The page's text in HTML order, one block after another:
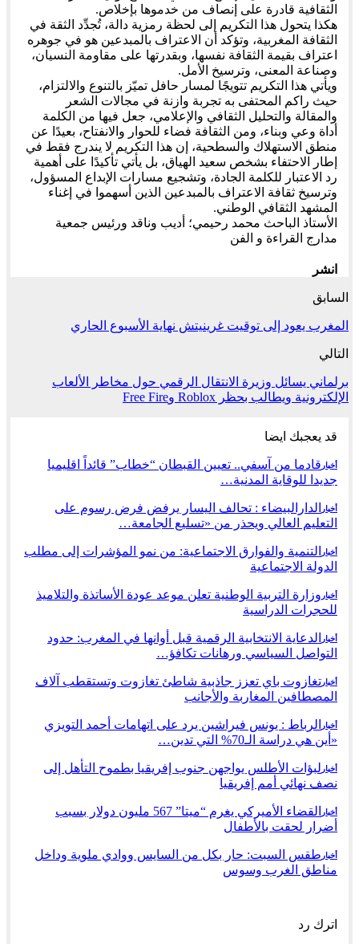
الثقافية قادرة على إنصاف من خدموها بإخلاص.
هكذا يتحول هذا التكريم إلى لحظة رمزية دالة، تُجدِّد الثقة في
الثقافة المغربية، وتؤكد أن الاعتراف بالمبدعين هو في جوهره
اعتراف بقيمة الثقافة نفسها، وبقدرتها على مقاومة النسيان،
وصناعة المعنى، وترسيخ الأمل.
ويأتي هذا التكريم تتويجًا لمسار حافل تميّز بالتنوع والالتزام،
حيث راكم المحتفى به تجربة وازنة في مجالات الشعر
والمقالة والتحليل الثقافي والإعلامي، جعل فيها من الكلمة
أداة وعي وبناء، ومن الثقافة فضاء للحوار والانفتاح، بعيدًا عن
منطق الاستهلاك والسطحية، إن هذا التكريم لا يندرج فقط في
إطار الاحتفاء بشخص سعيد الهياق، بل يأتي تأكيدًا على أهمية
رد الاعتبار للكلمة الجادة، وتشجيع مسارات الإبداع المسؤول،
وترسيخ ثقافة الاعتراف بالمبدعين الذين أسهموا في إغناء
المشهد الثقافي الوطني.
الأستاذ الباحث محمد رحيمي؛ أديب وناقد ورئيس جمعية
مدارج القراءة و الفن
انشر
السابق
المغرب يعود إلى توقيت غرينيتش نهاية الأسبوع الحاري
التالي
برلماني يسائل وزيرة الانتقال الرقمي حول مخاطر الألعاب
الإلكترونية ويطالب بحظر Roblox وFree Fire
قد يعجبك ايضا
أخبار قادما من آسفي.. تعيين القبطان “خطاب” قائداً اقليميا
جديدا للوقاية المدنية…
أخبار
الدارالبيضاء : تحالف اليسار يرفض فرض رسوم على
التعليم العالي ويحذر من «تسليع الجامعة…
أخبار
التنمية والفوارق الاجتماعية: من نمو المؤشرات إلى مطلب
الدولة الاجتماعية
أخبار وزارة التربية الوطنية تعلن موعد عودة الأساتذة والتلاميذ
للحجرات الدراسية
أخبار
الدعاية الانتخابية الرقمية قبل أوانها في المغرب: حدود
التواصل السياسي ورهانات تكافؤ…
أخبار تغازوت باي تعزز جاذبية شاطئ تغازوت وتستقطب آلاف
المصطافين المغاربة والأجانب
أخبار
الرباط : يونس فيراشين يرد على اتهامات أحمد التويزي
«أين هي دراسة الـ70% التي تدين…
أخبار لبؤات الأطلس يواجهن جنوب إفريقيا بطموح التأهل إلى
نصف نهائي أمم إفريقيا
أخبار
القضاء الأميركي يغرم “ميتا” 567 مليون دولار بسبب
أضرار لحقت بالأطفال
أخبار طقس السبت: حار بكل من السايس ووادي ملوية وداخل
مناطق الغرب وسوس
اترك رد